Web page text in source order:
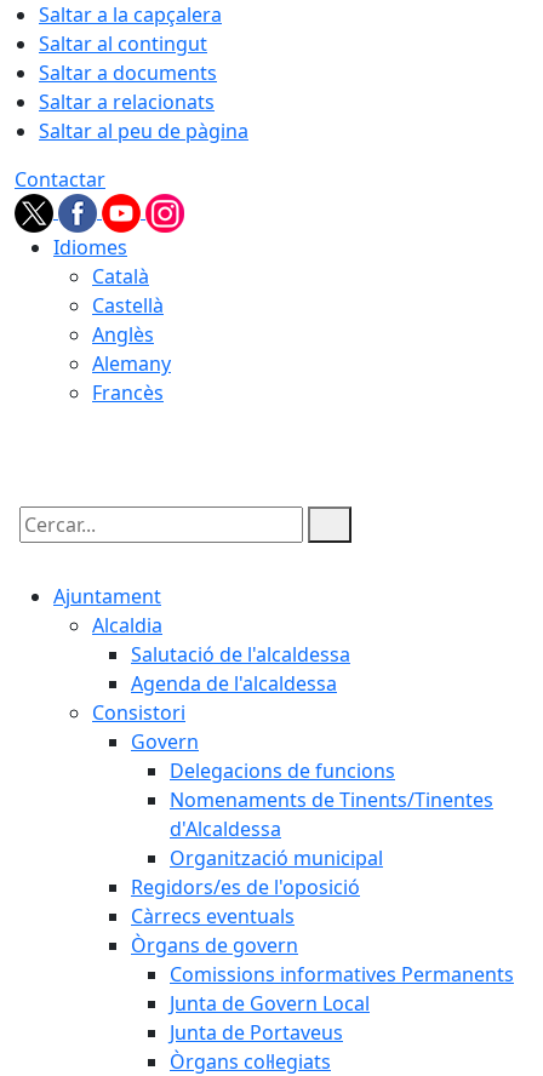
Saltar a la capçalera
Saltar al contingut
Saltar a documents
Saltar a relacionats
Saltar al peu de pàgina
Contactar
Idiomes
Català
Castellà
Anglès
Alemany
Francès
Cercar:
Ajuntament
Alcaldia
Salutació de l'alcaldessa
Agenda de l'alcaldessa
Consistori
Govern
Delegacions de funcions
Nomenaments de Tinents/Tinentes
d'Alcaldessa
Organització municipal
Regidors/es de l'oposició
Càrrecs eventuals
Òrgans de govern
Comissions informatives Permanents
Junta de Govern Local
Junta de Portaveus
Òrgans col·legiats